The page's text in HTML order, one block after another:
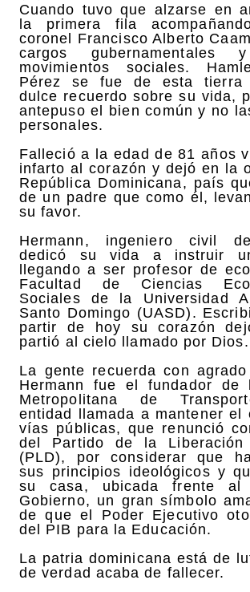
Cuando tuvo que alzarse en
la primera fila
coronel Francisco Alberto
cargos gubernamentales
movimientos sociales.
Pérez se fue de esta tierra
dulce recuerdo sobre su vida,
antepuso el bien común y no
personales.
Falleció a la edad de 81 años
infarto al corazón y dejó en la
República Dominicana, país
de un padre que como él,
su favor.
Hermann, ingeniero civil
dedicó su vida a instruir
llegando a ser profesor de
Facultad de Ciencias
Sociales de la Universidad
Santo Domingo (UASD).
partir de hoy su corazón
partió al cielo llamado por Dios.
La gente recuerda con
Hermann fue el fundador de
Metropolitana de
entidad llamada a mantener el
vías públicas, que renunció
del Partido de la Liberación
(PLD), por considerar que
sus principios ideológicos y
su casa, ubicada frente al
Gobierno, un gran símbolo
de que el Poder Ejecutivo
del PIB para la Educación.
La patria dominicana está de
de verdad acaba de fallecer.